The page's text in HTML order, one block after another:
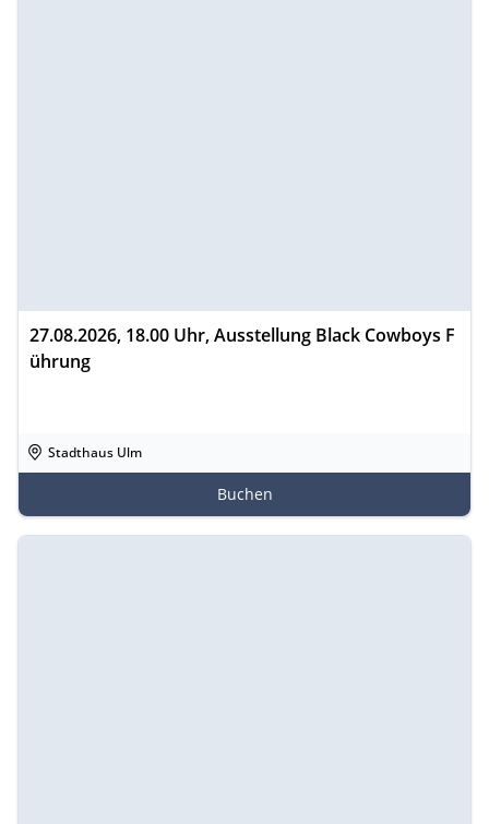
27.08.2026, 18.00 Uhr, Ausstellung Black Cowboys F
ührung
Stadthaus Ulm
Buchen